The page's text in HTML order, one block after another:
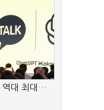
역대 최대…